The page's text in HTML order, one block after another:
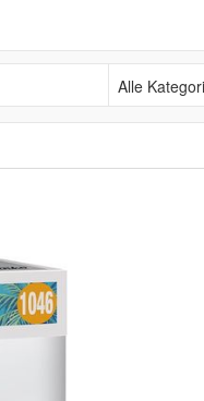
Alle Kategorien